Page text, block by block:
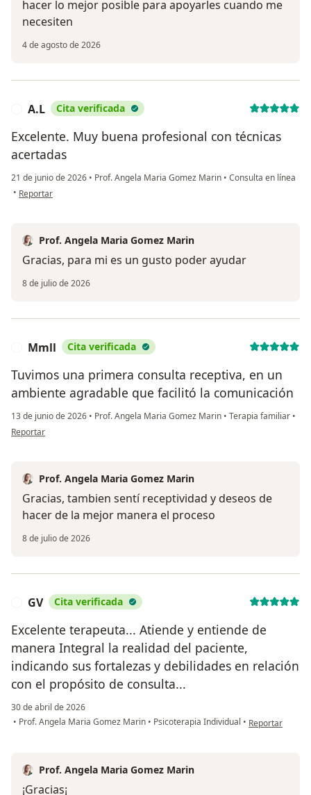
hacer lo mejor posible para apoyarles cuando me
necesiten
4 de agosto de 2026
A.L Cita verificada
Excelente. Muy buena profesional con técnicas
acertadas
21 de junio de 2026 • Prof. Angela Maria Gomez Marin • Consulta en línea
• en opinión del usuario A.L
Reportar
Prof. Angela Maria Gomez Marin
Gracias, para mi es un gusto poder ayudar
8 de julio de 2026
Mmll Cita verificada
Tuvimos una primera consulta receptiva, en un
ambiente agradable que facilitó la comunicación
13 de junio de 2026 • Prof. Angela Maria Gomez Marin • Terapia familiar •
en opinión del usuario Mmll
Reportar
Prof. Angela Maria Gomez Marin
Gracias, tambien sentí receptividad y deseos de
hacer de la mejor manera el proceso
8 de julio de 2026
GV Cita verificada
Excelente terapeuta... Atiende y entiende de
manera Integral la realidad del paciente,
indicando sus fortalezas y debilidades en relación
con el propósito de consulta...
30 de abril de 2026
• Prof. Angela Maria Gomez Marin • Psicoterapia Individual • en opinión del
Reportar
Prof. Angela Maria Gomez Marin
¡Gracias¡